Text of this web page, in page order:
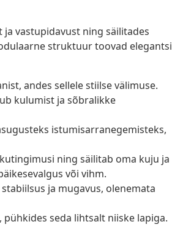
vastupidavust ning säilitades
struktuur toovad elegantsi
andes sellele stiilse välimuse.
kulumist ja sõbralikke
istumisarranegemisteks,
ning säilitab oma kuju ja
või vihm.
ja mugavus, olenemata
seda lihtsalt niiske lapiga.